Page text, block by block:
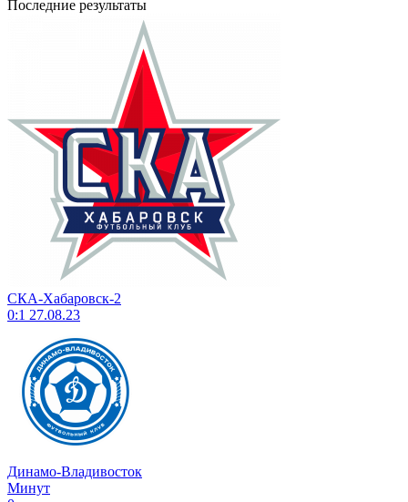
Последние результаты
СКА-Хабаровск-2
0:1 27.08.23
Динамо-Владивосток
Минут